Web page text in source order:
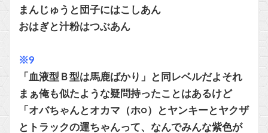
まんじゅうと団子にはこしあん
おはぎと汁粉はつぶあん
※9
「血液型Ｂ型は馬鹿ばかり」と同レベルだよそれ
まぁ俺も似たような疑問持ったことはあるけど
「オバちゃんとオカマ（ホ○）とヤンキーとヤクザ
とトラックの運ちゃんって、なんでみんな紫色が